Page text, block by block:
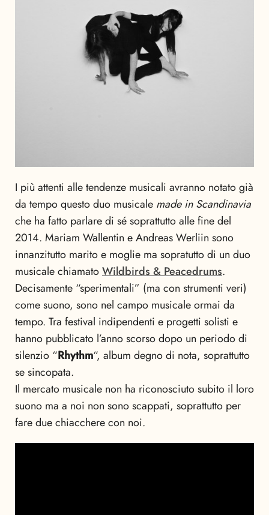
I più attenti alle tendenze musicali avranno notato già
da tempo questo duo musicale made in Scandinavia
che ha fatto parlare di sé soprattutto alle fine del
2014. Mariam Wallentin e Andreas Werliin sono
innanzitutto marito e moglie ma sopratutto di un duo
musicale chiamatoWildbirds & Peacedrums.
Decisamente “sperimentali” (ma con strumenti veri)
come suono, sono nel campo musicale ormai da
tempo. Tra festival indipendenti e progetti solisti e
hanno pubblicato l’anno scorso dopo un periodo di
silenzio “Rhythm“, album degno di nota, soprattutto
se sincopata.
Il mercato musicale non ha riconosciuto subito il loro
suono ma a noi non sono scappati, soprattutto per
fare due chiacchere con noi.